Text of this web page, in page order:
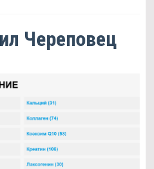
Череповец